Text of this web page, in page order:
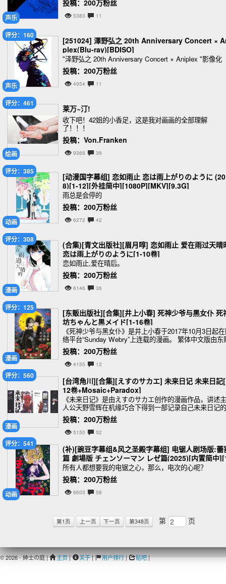
声乐
投稿：200万粉丝
5383 11
声乐
评分：160
[251024] 澤野弘之 20th Anniversary Concert ×
plex(Blu-ray)[BDISO]
"泽野弘之 20th Anniversary Concert × Aniplex "影像化
投稿：200万粉丝
4954 11
绘画
评分：461
莱万~汀!
收下吧！42姐的小香足，这是我对画画的全部理解
了！！！
投稿：Von.Franken
9368 39
动画
评分：385
[动漫国字幕组] 恋如雨止 恋は雨上がりのように
8)[1-12][外挂简中][1080P][MKV][9.3G]
雨总是会停的
投稿：200万粉丝
6272 42
漫画
评分：308
(合集)[青文出版社][眉月啍] 恋如雨止 爱在雨过天晴
恋は雨上がりのように[1-10卷]
恋如雨止,爱在晴后。
投稿：200万粉丝
6146 36
漫画
评分：125
[东贩出版社][合集][井上小春] 死神少爷与黑女仆 死
坊ちゃんと黒メイド[1-16卷]
《死神少爷与黑女仆》是井上小春于2017年10月3日起
络平台“Sunday Webry”上连载的漫画。 繁体中文版由东
出版社发行，国内电子版由哔哩哔哩漫画独家发布。
投稿：200万粉丝
4155 12
漫画
评分：560
[台湾角川][合集][えすのサカエ] 未来日记 未来日記
12卷+Mosaic+Paradox]
《未来日记》是由えすのサカエ创作的漫画作品，讲述主
人公天野雪辉在机缘巧合下得到一部记录自己未来日记的
手机，而发生了一连串奇怪的事。 剧情简介
投稿：200万粉丝
5150 52
动画
评分：541
(补)[豌豆字幕组&风之圣殿字幕组] 电锯人剧场版:蕾
篇 劇場版 チェンソーマン レゼ篇(2025)[内置简中
80P][MP4][WEB-DL][2.74G]
所有人都想要我的电锯之心，那么，电次的心呢？
投稿：200万粉丝
6603 58
第1页 上一页 下一页 第348页 第 页
© 2026 - 紳士の庭 | 主页| 关于| 用户排行| 贴吧|